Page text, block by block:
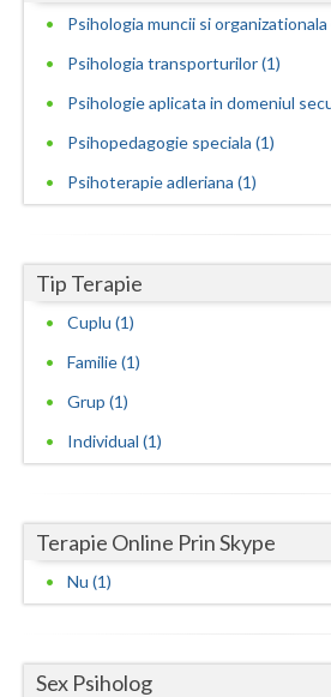
Satu-Mare
Sibiu
Suceava
Timis
Tulcea
Valcea
Vaslui
Vrancea
Psihologia muncii si organizationala
Psihologia transporturilor (1)
Psihologie aplicata in domeniul
Psihopedagogie speciala (1)
Psihoterapie adleriana (1)
Tip Terapie
Cuplu (1)
Familie (1)
Grup (1)
Individual (1)
Terapie Online Prin Skype
Nu (1)
Sex Psiholog